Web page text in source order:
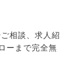
相談、求人紹
ーまで完全無